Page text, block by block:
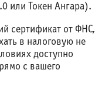
или Токен Ангара).
сертификат от ФНС,
в налоговую не
доступно
с вашего